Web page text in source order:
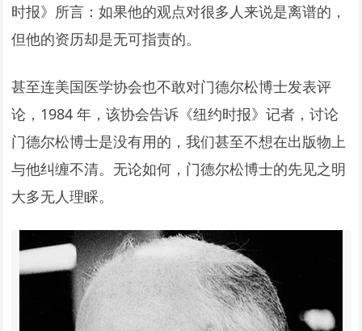
时报》所言：如果他的观点对很多人来说是离谱的，
但他的资历却是无可指责的。
甚至连美国医学协会也不敢对门德尔松博士发表评
论，1984 年，该协会告诉《纽约时报》记者，讨论
门德尔松博士是没有用的，我们甚至不想在出版物上
与他纠缠不清。无论如何，门德尔松博士的先见之明
大多无人理睬。